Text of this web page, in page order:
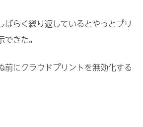
ばらく繰り返しているとやっとプリ
きた。
前にクラウドプリントを無効化する